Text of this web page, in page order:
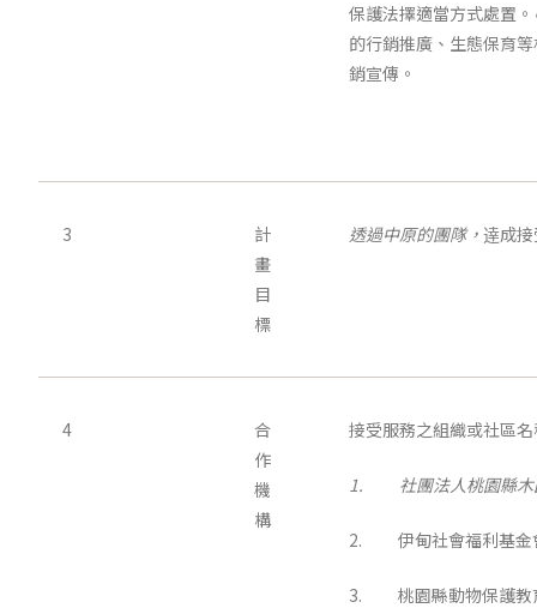
保護法擇適當方式處置。
的行銷推廣、生態保育
銷宣傳。
3
計
畫
目
標
透過中原的團隊，逹成
4
合
作
機
構
接受服務之組織或社區
1. 社團法人桃園縣
2. 伊甸社會福利基金
3. 桃園縣動物保護教